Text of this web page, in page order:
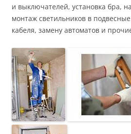
и выключателей, установка бра,
монтаж светильников в
кабеля, замену автоматов и